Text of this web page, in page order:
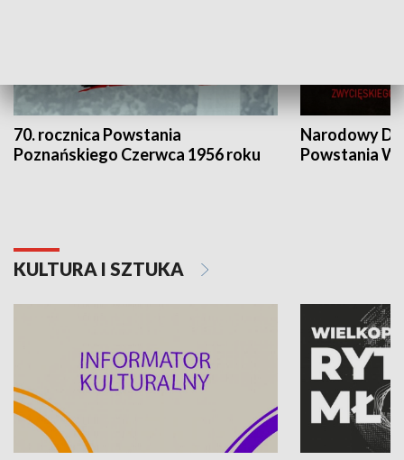
70. rocznica Powstania
Poznańskiego Czerwca 1956 roku
Narodowy
Powstania
KULTURA I SZTUKA